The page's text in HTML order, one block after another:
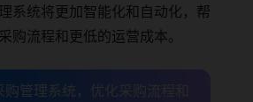
系统将更加智能化和自动化，帮
购流程和更低的运营成本。
购管理系统，优化采购流程和